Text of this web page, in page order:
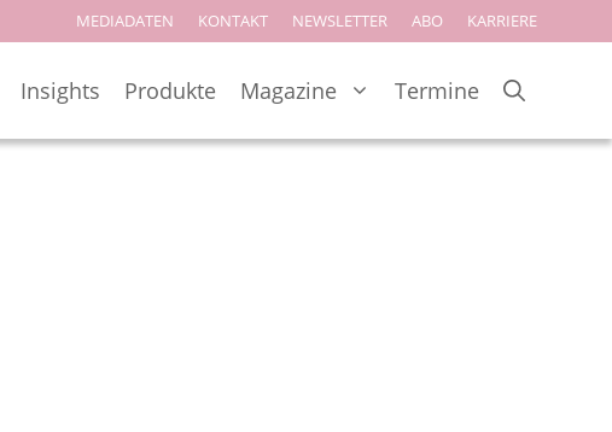
MEDIADATEN KONTAKT NEWSLETTER ABO KARRIERE
Insights Produkte Magazine Termine